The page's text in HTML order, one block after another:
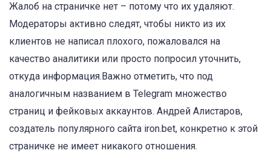
Жалоб на страничке нет – потому что их удаляют.
Модераторы активно следят, чтобы никто из их
клиентов не написал плохого, пожаловался на
качество аналитики или просто попросил уточнить,
откуда информация.Важно отметить, что под
аналогичным названием в Telegram множество
страниц и фейковых аккаунтов. Андрей Алистаров,
создатель популярного сайта iron.bet, конкретно к этой
страничке не имеет никакого отношения.